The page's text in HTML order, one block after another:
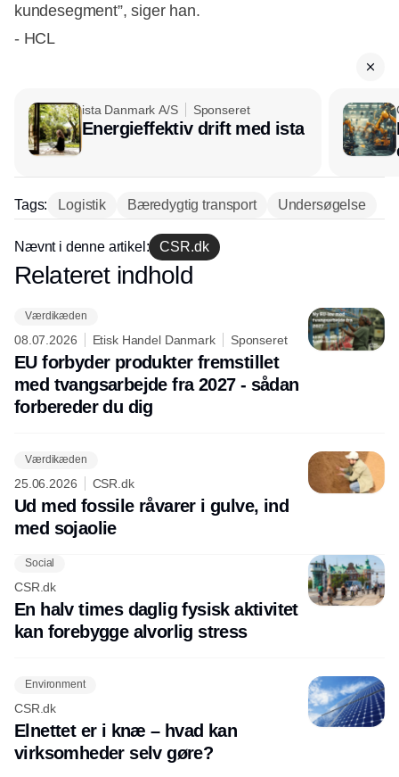
kundesegment”, siger han.
- HCL
ista Danmark A/S Sponseret
Energieffektiv drift med ista
Tags: Logistik Bæredygtig transport Undersøgelse
Nævnt i denne artikel: CSR.dk
Annonce
Relateret indhold
Værdikæden
08.07.2026 Etisk Handel Danmark Sponseret
EU forbyder produkter fremstillet
med tvangsarbejde fra 2027 - sådan
forbereder du dig
Værdikæden
25.06.2026 CSR.dk
Ud med fossile råvarer i gulve, ind
med sojaolie
Social
CSR.dk
En halv times daglig fysisk aktivitet
kan forebygge alvorlig stress
Environment
CSR.dk
Elnettet er i knæ – hvad kan
virksomheder selv gøre?